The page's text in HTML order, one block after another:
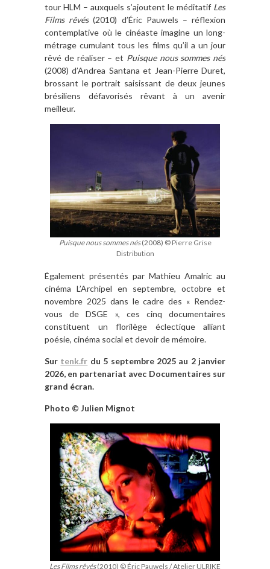
tour HLM – auxquels s’ajoutent le méditatif Les
Films rêvés(2010) d’Éric Pauwels – réflexion
contemplative où le cinéaste imagine un long-
métrage cumulant tous les films qu’il a un jour
rêvé de réaliser – et Puisque nous sommes nés
(2008) d’Andrea Santana et Jean-Pierre Duret,
brossant le portrait saisissant de deux jeunes
brésiliens défavorisés rêvant à un avenir
meilleur.
Puisque nous sommes nés(2008) © Pierre Grise
Distribution
Également présentés par Mathieu Amalric au
cinéma L’Archipel en septembre, octobre et
novembre 2025 dans le cadre des « Rendez-
vous de DSGE », ces cinq documentaires
constituent un florilège éclectique alliant
poésie, cinéma social et devoir de mémoire.
Sur tenk.fr du 5 septembre 2025 au 2 janvier
2026, en partenariat avec Documentaires sur
grand écran.
Photo © Julien Mignot
Les Films rêvés(2010) © Éric Pauwels / Atelier ULRIKE